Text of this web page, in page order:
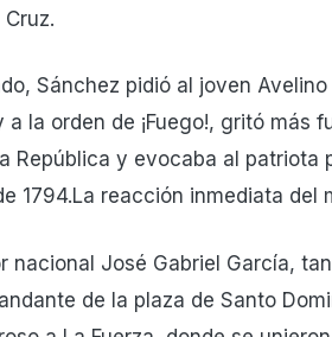
Sánchez pidió al joven
la orden de ¡Fuego!, gritó más
República y evocaba al patriota
1794.La reacción inmediata del
nacional José Gabriel García,
de la plaza de Santo